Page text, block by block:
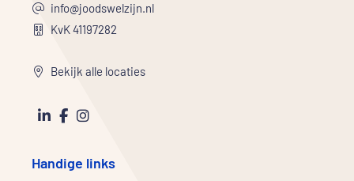
info@joodswelzijn.nl
KvK 41197282
Bekijk alle locaties
Handige links